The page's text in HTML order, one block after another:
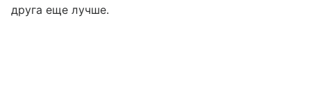
друга еще лучше.